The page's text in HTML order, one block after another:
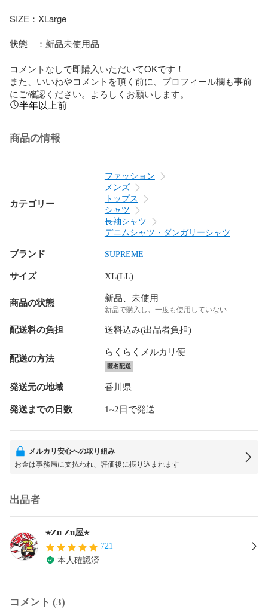
SIZE：XLarge
状態　：新品未使用品
コメントなしで即購入いただいてOKです！
また、いいねやコメントを頂く前に、プロフィール欄も事前
にご確認ください。よろしくお願いします。
半年以上前
商品の情報
カテゴリー
ファッション
メンズ
トップス
シャツ
長袖シャツ
デニムシャツ・ダンガリーシャツ
ブランド SUPREME
サイズ XL(LL)
商品の状態 新品、未使用
新品で購入し、一度も使用していない
配送料の負担 送料込み(出品者負担)
配送の方法
らくらくメルカリ便
匿名配送
発送元の地域 香川県
発送までの日数 1~2日で発送
メルカリ安心への取り組み
お金は事務局に支払われ、評価後に振り込まれます
出品者
⭐︎Zu Zu屋⭐︎
721
本人確認済
コメント (3)